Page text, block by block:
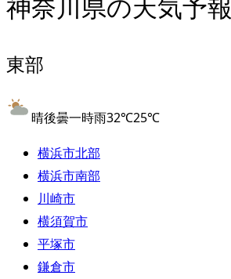
神奈川県の天気予報
東部
晴後曇一時雨32℃25℃
横浜市北部
横浜市南部
川崎市
横須賀市
平塚市
鎌倉市